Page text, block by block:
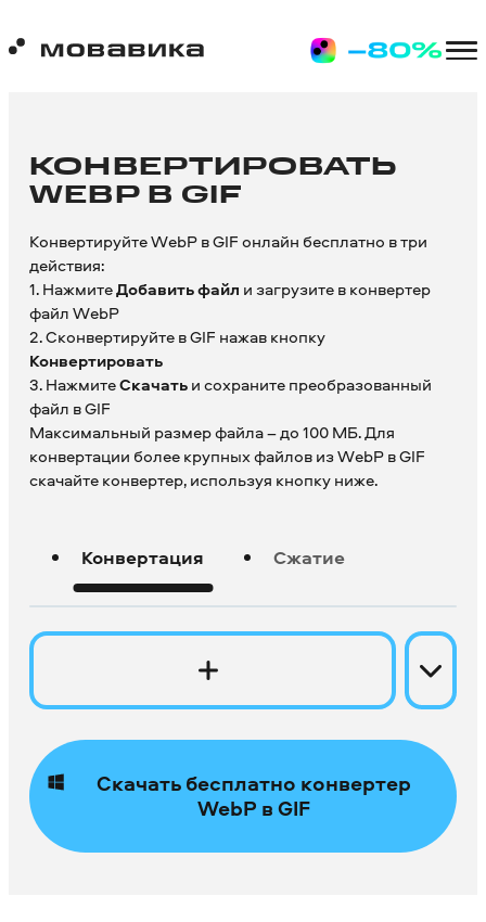
КОНВЕРТИРОВАТЬ
WEBP В GIF
Конвертируйте WebP в GIF онлайн бесплатно в три
действия:
1. НажмитеДобавить файл и загрузите в конвертер
файл WebP
2. Сконвертируйте в GIF нажав кнопку
Конвертировать
3. НажмитеСкачатьи сохраните преобразованный
файл в GIF
Максимальный размер файла – до 100 МБ. Для
конвертации более крупных файлов из WebP в GIF
скачайте конвертер, используя кнопку ниже.
Конвертация Сжатие
Скачать бесплатно конвертер
WebP в GIF